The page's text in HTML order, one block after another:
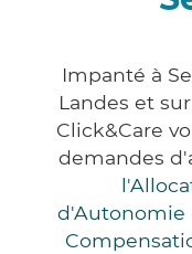
Impanté à
Landes et
Click&Care
demandes
d'Autonomie